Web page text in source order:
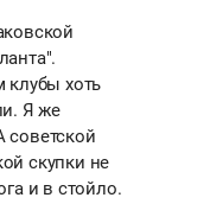
клубы хоть
Я же
советской
скупки не
и в стойло.